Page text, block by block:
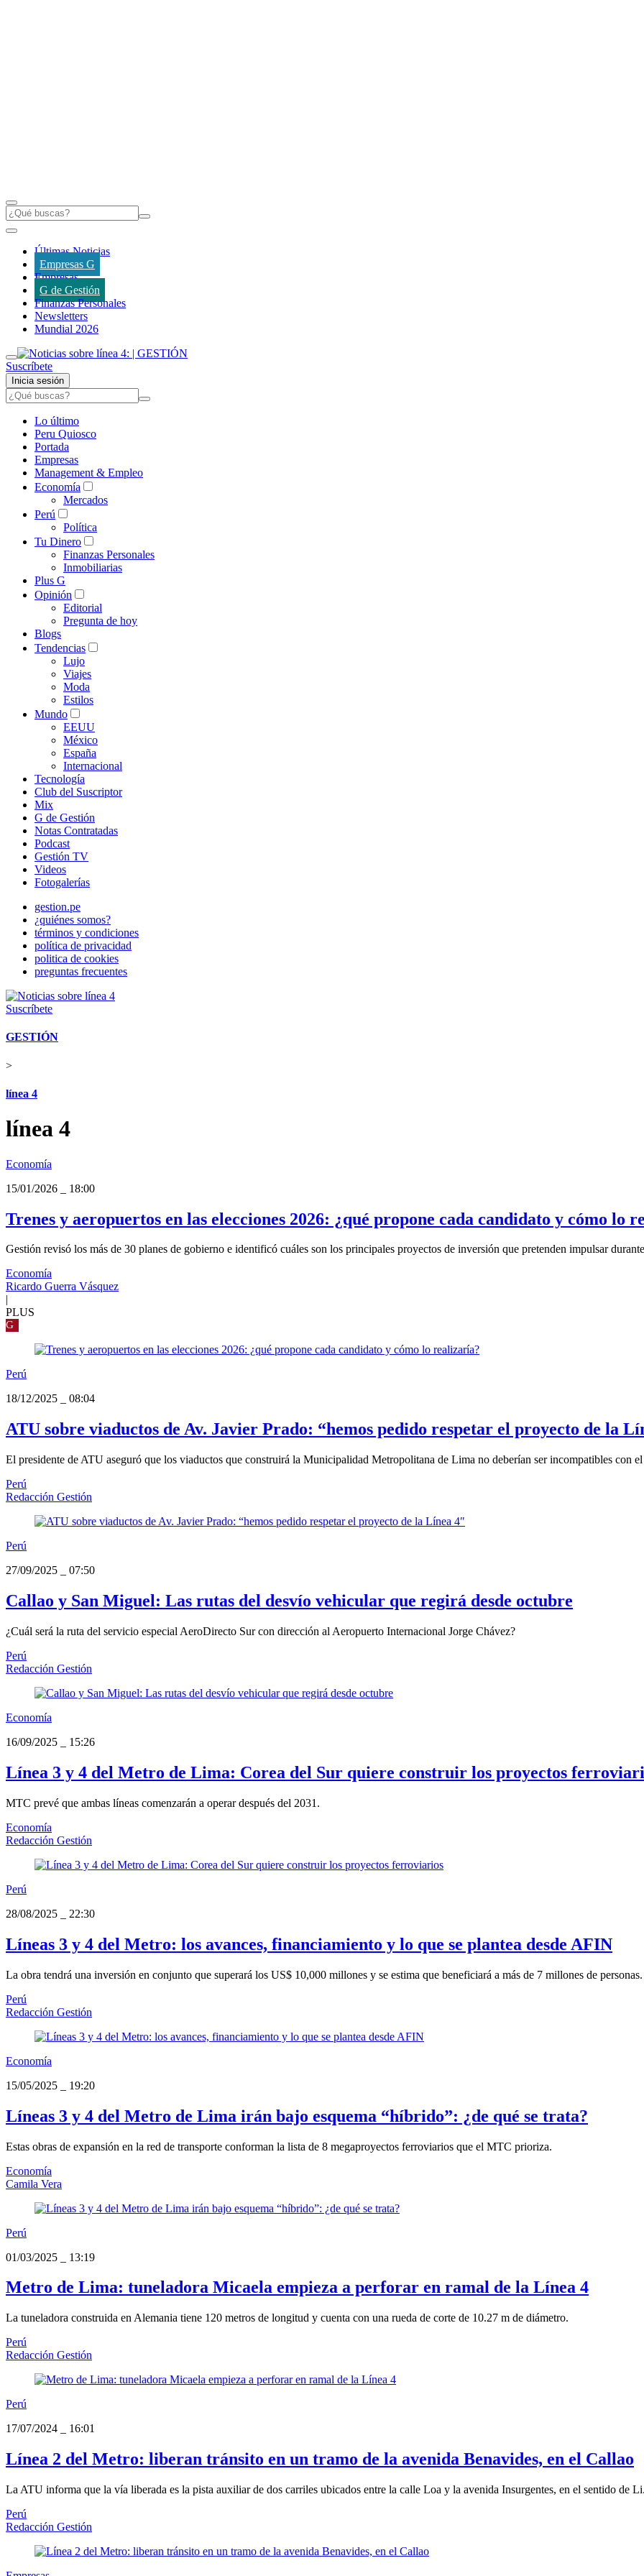
Últimas Noticias
Empresas G
Empresas
G de Gestión
Finanzas Personales
Newsletters
Mundial 2026
Suscríbete
Inicia sesión
Lo último
Peru Quiosco
Portada
Empresas
Management & Empleo
Economía
Mercados
Perú
Política
Tu Dinero
Finanzas Personales
Inmobiliarias
Plus G
Opinión
Editorial
Pregunta de hoy
Blogs
Tendencias
Lujo
Viajes
Moda
Estilos
Mundo
EEUU
México
España
Internacional
Tecnología
Club del Suscriptor
Mix
G de Gestión
Notas Contratadas
Podcast
Gestión TV
Videos
Fotogalerías
gestion.pe
¿quiénes somos?
términos y condiciones
política de privacidad
politica de cookies
preguntas frecuentes
Suscríbete
GESTIÓN
>
línea 4
línea 4
Economía
15/01/2026
18:00
Trenes y aeropuertos en las elecciones 2026: ¿qué propone cada candidato y cómo lo
Gestión revisó los más de 30 planes de gobierno e identificó cuáles son los principales proyectos de inversión que pretenden impulsar
Economía
Ricardo Guerra Vásquez
PLUS
G
Perú
18/12/2025
08:04
ATU sobre viaductos de Av. Javier Prado: “hemos pedido respetar el proyecto de la
El presidente de ATU aseguró que los viaductos que construirá la Municipalidad Metropolitana de Lima no deberían ser incompatibles con
Perú
Redacción Gestión
Perú
27/09/2025
07:50
Callao y San Miguel: Las rutas del desvío vehicular que regirá desde octubre
¿Cuál será la ruta del servicio especial AeroDirecto Sur con dirección al Aeropuerto Internacional Jorge Chávez?
Perú
Redacción Gestión
Economía
16/09/2025
15:26
Línea 3 y 4 del Metro de Lima: Corea del Sur quiere construir los proyectos
MTC prevé que ambas líneas comenzarán a operar después del 2031.
Economía
Redacción Gestión
Perú
28/08/2025
22:30
Líneas 3 y 4 del Metro: los avances, financiamiento y lo que se plantea desde AFIN
La obra tendrá una inversión en conjunto que superará los US$ 10,000 millones y se estima que beneficiará a más de 7 millones de personas.
Perú
Redacción Gestión
Economía
15/05/2025
19:20
Líneas 3 y 4 del Metro de Lima irán bajo esquema “híbrido”: ¿de qué se trata?
Estas obras de expansión en la red de transporte conforman la lista de 8 megaproyectos ferroviarios que el MTC prioriza.
Economía
Camila Vera
Perú
01/03/2025
13:19
Metro de Lima: tuneladora Micaela empieza a perforar en ramal de la Línea 4
La tuneladora construida en Alemania tiene 120 metros de longitud y cuenta con una rueda de corte de 10.27 m de diámetro.
Perú
Redacción Gestión
Perú
17/07/2024
16:01
Línea 2 del Metro: liberan tránsito en un tramo de la avenida Benavides, en el Callao
La ATU informa que la vía liberada es la pista auxiliar de dos carriles ubicados entre la calle Loa y la avenida Insurgentes, en el sentido de
Perú
Redacción Gestión